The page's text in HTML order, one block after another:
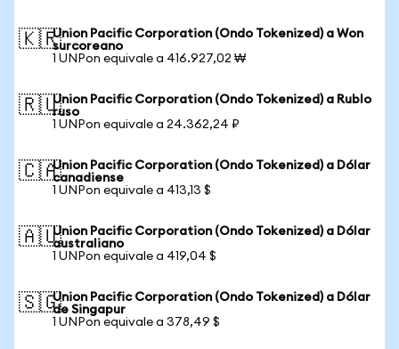
🇰🇷Union Pacific Corporation (Ondo Tokenized) a Won
surcoreano
1 UNPon equivale a 416.927,02 ₩
🇷🇺Union Pacific Corporation (Ondo Tokenized) a Rublo
ruso
1 UNPon equivale a 24.362,24 ₽
🇨🇦Union Pacific Corporation (Ondo Tokenized) a Dólar
canadiense
1 UNPon equivale a 413,13 $
🇦🇺Union Pacific Corporation (Ondo Tokenized) a Dólar
australiano
1 UNPon equivale a 419,04 $
🇸🇬Union Pacific Corporation (Ondo Tokenized) a Dólar
de Singapur
1 UNPon equivale a 378,49 $